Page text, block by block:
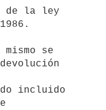
incluido